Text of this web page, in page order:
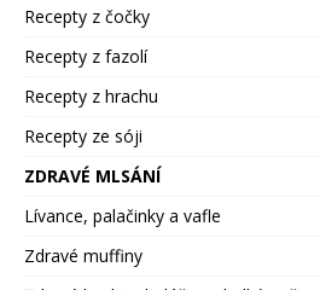
Recepty z čočky
Recepty z fazolí
Recepty z hrachu
Recepty ze sóji
ZDRAVÉ MLSÁNÍ
Lívance, palačinky a vafle
Zdravé muffiny